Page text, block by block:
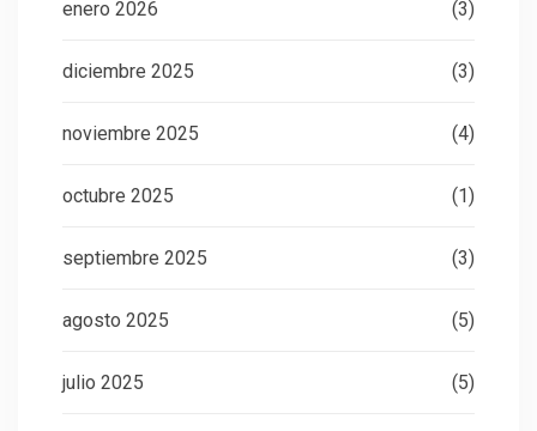
enero 2026 (3)
diciembre 2025 (3)
noviembre 2025 (4)
octubre 2025 (1)
septiembre 2025 (3)
agosto 2025 (5)
julio 2025 (5)